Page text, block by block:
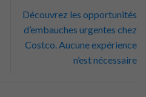
Découvrez les opportunités
d’embauches urgentes chez
Costco. Aucune expérience
n’est nécessaire